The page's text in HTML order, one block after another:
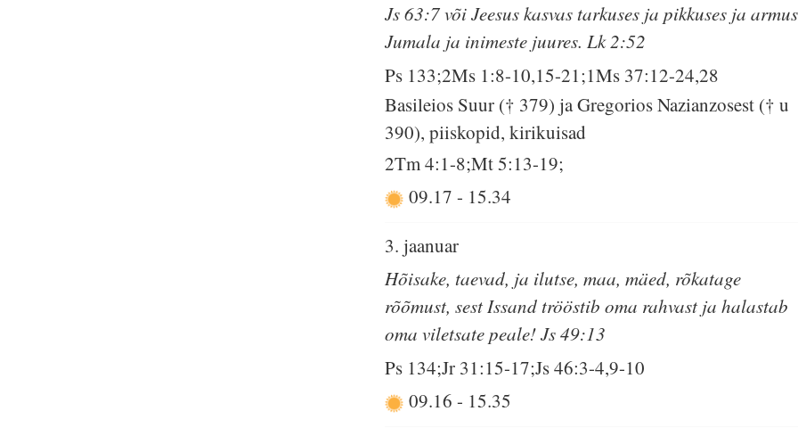
Js 63:7 või Jeesus kasvas tarkuses ja pikkuses ja armus
Jumala ja inimeste juures. Lk 2:52
Ps 133;2Ms 1:8-10,15-21;1Ms 37:12-24,28
Basileios Suur († 379) ja Gregorios Nazianzosest († u
390), piiskopid, kirikuisad
2Tm 4:1-8;Mt 5:13-19;
09.17- 15.34
3. jaanuar
Hõisake, taevad, ja ilutse, maa, mäed, rõkatage
rõõmust, sest Issand trööstib oma rahvast ja halastab
oma viletsate peale! Js 49:13
Ps 134;Jr 31:15-17;Js 46:3-4,9-10
09.16- 15.35